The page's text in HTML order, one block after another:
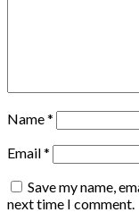
Name*
Email*
Save my name,
next time I comment.